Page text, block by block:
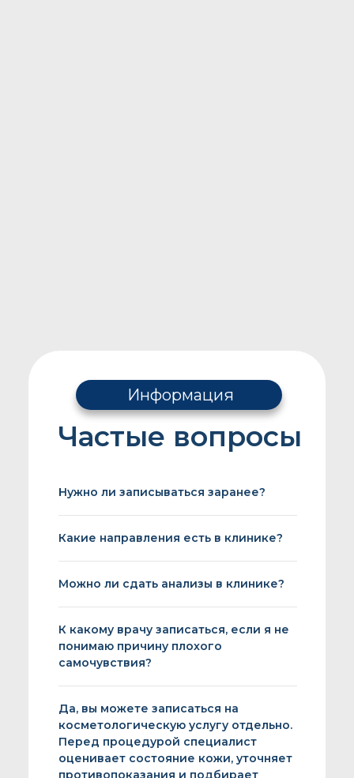
Частые вопросы
Информация
Нужно ли записываться заранее?
Какие направления есть в клинике?
Можно ли сдать анализы в клинике?
К какому врачу записаться, если я не
понимаю причину плохого
самочувствия?
Да, вы можете записаться на
косметологическую услугу отдельно.
Перед процедурой специалист
оценивает состояние кожи, уточняет
противопоказания и подбирает